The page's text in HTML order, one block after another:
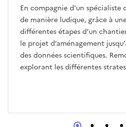
En compagnie d'un spécialiste
de manière ludique, grâce à
différentes étapes d’un
le projet d’aménagement
des données scientifiques.
explorant les différentes